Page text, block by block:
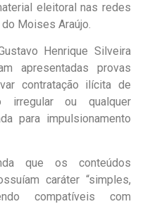
eleitoral nas redes
Moises Araújo.
Henrique Silveira
apresentadas provas
contratação ilícita de
irregular ou qualquer
para impulsionamento
que os conteúdos
caráter “simples,
compatíveis com